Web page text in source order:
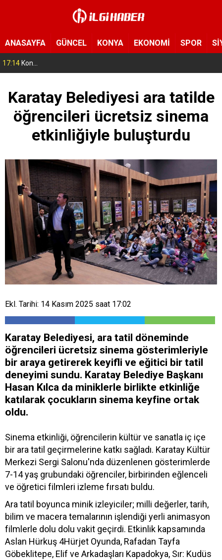
ANASAYFA GÜNCEL KONYA EKONOMİ SPOR
17:14 Konya’da bu tarlaya giren eli boş çıkmıyor! Hayrat olarak herkese açıldı
Karatay Belediyesi ara tatilde
öğrencileri ücretsiz sinema
etkinliğiyle buluşturdu
Ekl. Tarihi: 14 Kasım 2025 saat 17:02
Karatay Belediyesi, ara tatil döneminde
öğrencileri ücretsiz sinema gösterimleriyle
bir araya getirerek keyifli ve eğitici bir tatil
deneyimi sundu. Karatay Belediye Başkanı
Hasan Kılca da miniklerle birlikte etkinliğe
katılarak çocukların sinema keyfine ortak
oldu.
Sinema etkinliği, öğrencilerin kültür ve sanatla iç içe
bir ara tatil geçirmelerine katkı sağladı. Karatay Kültür
Merkezi Sergi Salonu'nda düzenlenen gösterimlerde
7-14 yaş grubundaki öğrenciler, birbirinden eğlenceli
ve öğretici filmleri izleme fırsatı buldu.
Ara tatil boyunca minik izleyiciler; milli değerler, tarih,
bilim ve macera temalarının işlendiği yerli animasyon
filmlerle dolu dolu vakit geçirdi. Etkinlik kapsamında
Aslan Hürkuş 4Hürjet Oyunda, Rafadan Tayfa
Göbeklitepe, Elif ve Arkadaşları Kapadokya, Sır: Kudüs